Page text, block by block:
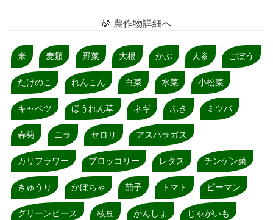
🍃 農作物詳細へ
米 麦類 野菜 大根 かぶ 人参 ごぼう
たけのこ れんこん 白菜 水菜 小松菜
キャベツ ほうれん草 ネギ ふき ミツバ
春菊 ニラ セロリ アスパラガス
カリフラワー ブロッコリー レタス チンゲン菜
きゅうり かぼちゃ 茄子 トマト ピーマン
グリーンピース 枝豆 かんしょ じゃがいも